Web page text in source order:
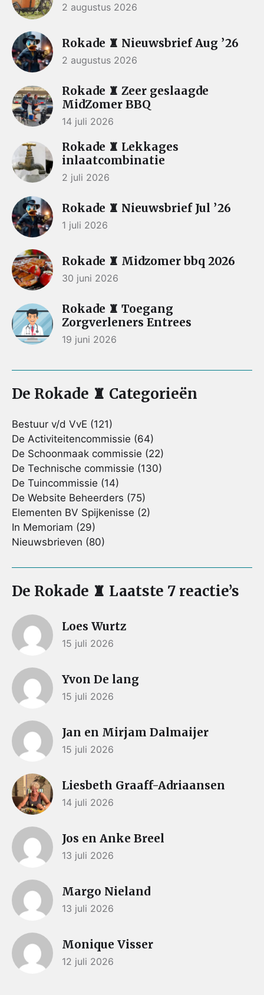
2 augustus 2026
Rokade ♜ Nieuwsbrief Aug ’26
2 augustus 2026
Rokade ♜ Zeer geslaagde
MidZomer BBQ
14 juli 2026
Rokade ♜ Lekkages
inlaatcombinatie
2 juli 2026
Rokade ♜ Nieuwsbrief Jul ’26
1 juli 2026
Rokade ♜ Midzomer bbq 2026
30 juni 2026
Rokade ♜ Toegang
Zorgverleners Entrees
19 juni 2026
De Rokade ♜ Categorieën
Bestuur v/d VvE (121)
De Activiteitencommissie (64)
De Schoonmaak commissie (22)
De Technische commissie (130)
De Tuincommissie (14)
De Website Beheerders (75)
Elementen BV Spijkenisse (2)
In Memoriam (29)
Nieuwsbrieven (80)
De Rokade ♜ Laatste 7 reactie’s
Loes Wurtz
15 juli 2026
Yvon De lang
15 juli 2026
Jan en Mirjam Dalmaijer
15 juli 2026
Liesbeth Graaff-Adriaansen
14 juli 2026
Jos en Anke Breel
13 juli 2026
Margo Nieland
13 juli 2026
Monique Visser
12 juli 2026